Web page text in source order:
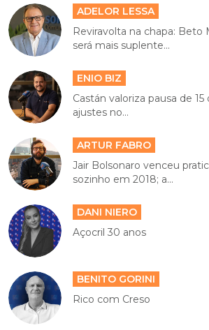
ADELOR LESSA
Reviravolta na chapa: Beto
será mais suplente...
ENIO BIZ
Castán valoriza pausa de 15
ajustes no...
ARTUR FABRO
Jair Bolsonaro venceu
sozinho em 2018; a...
DANI NIERO
Açocril 30 anos
BENITO GORINI
Rico com Creso